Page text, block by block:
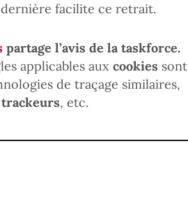
facilite ce retrait.
partage l’avis de la taskforce.
applicables aux cookies sont
de traçage similaires,
trackeurs, etc.